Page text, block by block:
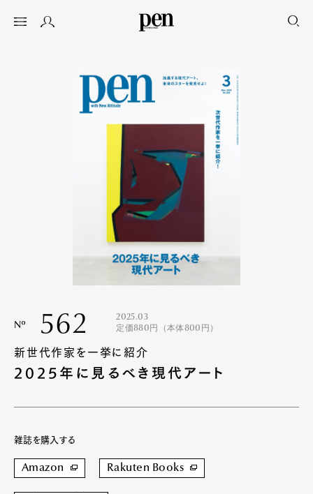
Nº 562
2025.03
定価880円（本体800円）
新世代作家を一挙に紹介
2025年に見るべき現代アート
雑誌を購入する
Amazon Rakuten Books